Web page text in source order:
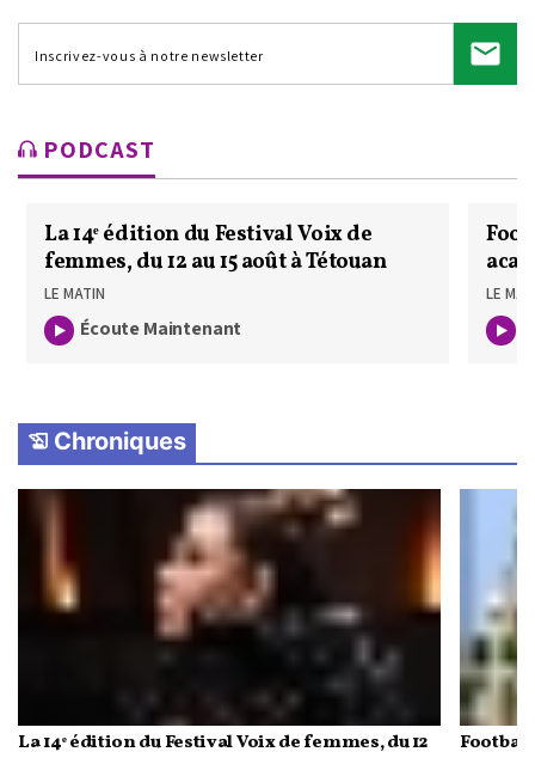
PODCAST
La 14ᵉ édition du Festival Voix de
femmes, du 12 au 15 août à Tétouan
LE MATIN
Écoute Maintenant
LE
Chroniques
La 14ᵉ édition du Festival Voix de femmes, du 12